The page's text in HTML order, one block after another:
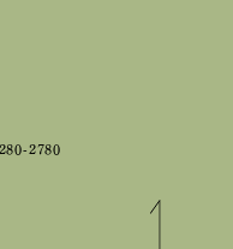
2780